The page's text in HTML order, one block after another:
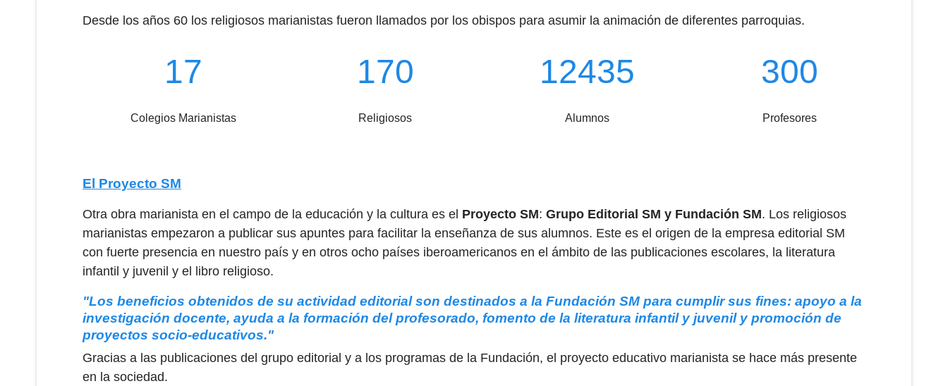
Desde los años 60 los religiosos marianistas fueron llamados por los obispos para asumir la animación de diferentes parroquias.
17
Colegios Marianistas
170
Religiosos
12435
Alumnos
300
Profesores
El Proyecto SM
Otra obra marianista en el campo de la educación y la cultura es el Proyecto SM: Grupo Editorial SM y Fundación SM. Los religiosos
marianistas empezaron a publicar sus apuntes para facilitar la enseñanza de sus alumnos. Este es el origen de la empresa editorial SM
con fuerte presencia en nuestro país y en otros ocho países iberoamericanos en el ámbito de las publicaciones escolares, la literatura
infantil y juvenil y el libro religioso.
"Los beneficios obtenidos de su actividad editorial son destinados a la Fundación SM para cumplir sus fines: apoyo a la
investigación docente, ayuda a la formación del profesorado, fomento de la literatura infantil y juvenil y promoción de
proyectos socio-educativos."
Gracias a las publicaciones del grupo editorial y a los programas de la Fundación, el proyecto educativo marianista se hace más presente
en la sociedad.